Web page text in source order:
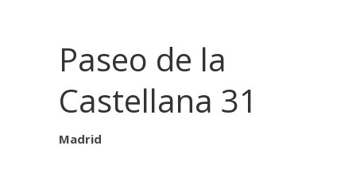
Paseo de la
Castellana 31
Madrid